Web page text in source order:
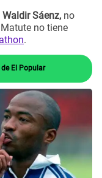
Waldir Sáenz, no
no tiene
.
El Popular